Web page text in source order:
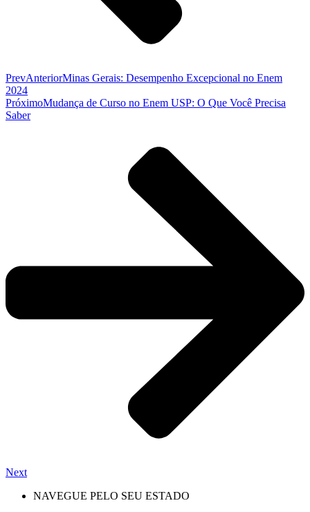
PrevAnteriorMinas Gerais: Desempenho Excepcional no Enem
2024
PróximoMudança de Curso no Enem USP: O Que Você Precisa
Saber
Next
NAVEGUE PELO SEU ESTADO